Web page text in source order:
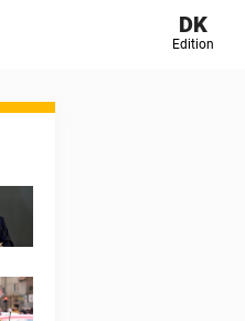
DK
Edition